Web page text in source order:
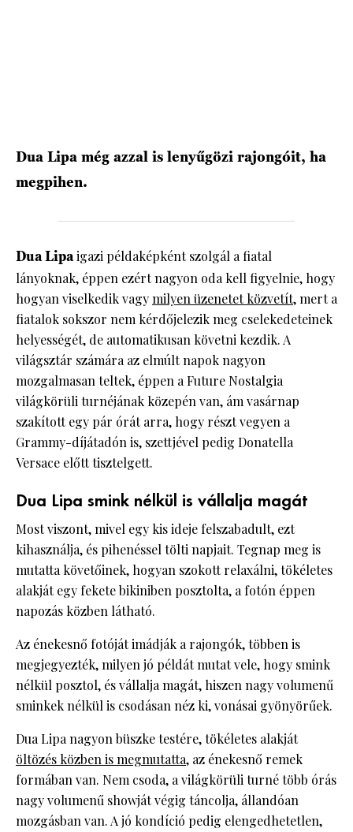
Dua Lipa még azzal is lenyűgözi rajongóit, ha
megpihen.
Dua Lipaigazi példaképként szolgál a fiatal
lányoknak, éppen ezért nagyon oda kell figyelnie, hogy
hogyan viselkedik vagymilyen üzenetet közvetít, mert a
fiatalok sokszor nem kérdőjelezik meg cselekedeteinek
helyességét, de automatikusan követni kezdik. A
világsztár számára az elmúlt napok nagyon
mozgalmasan teltek, éppen a Future Nostalgia
világkörüli turnéjának közepén van, ám vasárnap
szakított egy pár órát arra, hogy részt vegyen a
Grammy-díjátadón is, szettjével pedig Donatella
Versace előtt tisztelgett.
Dua Lipa smink nélkül is vállalja magát
Most viszont, mivel egy kis ideje felszabadult, ezt
kihasználja, és pihenéssel tölti napjait. Tegnap meg is
mutatta követőinek, hogyan szokott relaxálni, tökéletes
alakját egy fekete bikiniben posztolta, a fotón éppen
napozás közben látható.
Az énekesnő fotóját imádják a rajongók, többen is
megjegyezték, milyen jó példát mutat vele, hogy smink
nélkül posztol, és vállalja magát, hiszen nagy volumenű
sminkek nélkül is csodásan néz ki, vonásai gyönyörűek.
Dua Lipa nagyon büszke testére, tökéletes alakját
öltözés közben is megmutatta, az énekesnő remek
formában van. Nem csoda, a világkörüli turné több órás
nagy volumenű showját végig táncolja, állandóan
mozgásban van. A jó kondíció pedig elengedhetetlen,